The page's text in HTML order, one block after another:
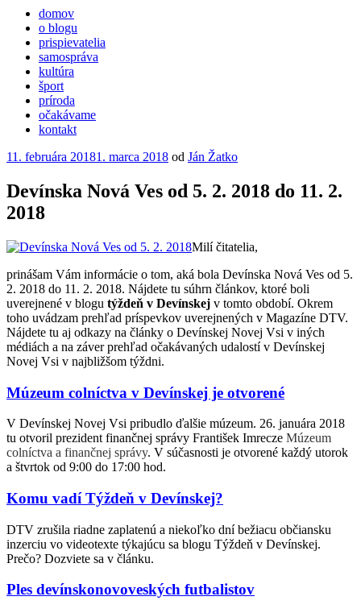
domov
o blogu
prispievatelia
samospráva
kultúra
šport
príroda
očakávame
kontakt
Publikované
11. februára 20181. marca 2018 od Ján Žatko
Devínska Nová Ves od 5. 2. 2018 do 11. 2.
2018
Milí čitatelia,
prinášam Vám informácie o tom, aká bola Devínska Nová Ves od 5.
2. 2018 do 11. 2. 2018. Nájdete tu súhrn článkov, ktoré boli
uverejnené v blogu týždeň v Devínskej v tomto období. Okrem
toho uvádzam prehľad príspevkov uverejnených v Magazíne DTV.
Nájdete tu aj odkazy na články o Devínskej Novej Vsi v iných
médiách a na záver prehľad očakávaných udalostí v Devínskej
Novej Vsi v najbližšom týždni.
Múzeum colníctva v Devínskej je otvorené
V Devínskej Novej Vsi pribudlo ďalšie múzeum. 26. januára 2018
tu otvoril prezident finančnej správy František Imrecze Múzeum
colníctva a finančnej správy. V súčasnosti je otvorené každý utorok
a štvrtok od 9:00 do 17:00 hod.
Komu vadí Týždeň v Devínskej?
DTV zrušila riadne zaplatenú a niekoľko dní bežiacu občiansku
inzerciu vo videotexte týkajúcu sa blogu Týždeň v Devínskej.
Prečo? Dozviete sa v článku.
Ples devínskonovoveských futbalistov